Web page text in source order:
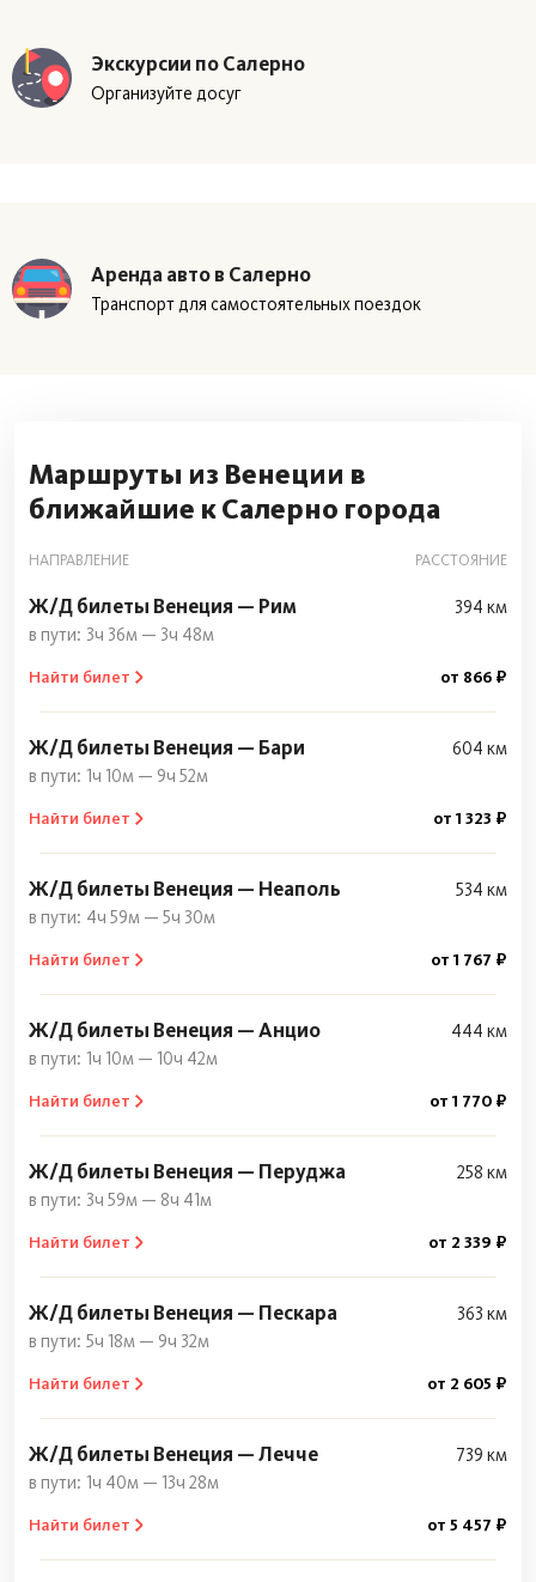
Экскурсии по Салерно
Организуйте досуг
Аренда авто в Салерно
Транспорт для самостоятельных поездок
Маршруты из Венеции в
ближайшие к Салерно города
НАПРАВЛЕНИЕ РАССТОЯНИЕ
Ж/Д билеты Венеция — Рим
394 км
3ч 36м — 3ч 48м
Найти билет от 866 ₽
Ж/Д билеты Венеция — Бари
604 км
1ч 10м — 9ч 52м
Найти билет от 1 323 ₽
Ж/Д билеты Венеция — Неаполь
534 км
4ч 59м — 5ч 30м
Найти билет от 1 767 ₽
Ж/Д билеты Венеция — Анцио
444 км
1ч 10м — 10ч 42м
Найти билет от 1 770 ₽
Ж/Д билеты Венеция — Перуджа
258 км
3ч 59м — 8ч 41м
Найти билет от 2 339 ₽
Ж/Д билеты Венеция — Пескара
363 км
5ч 18м — 9ч 32м
Найти билет от 2 605 ₽
Ж/Д билеты Венеция — Лечче
739 км
1ч 40м — 13ч 28м
Найти билет от 5 457 ₽